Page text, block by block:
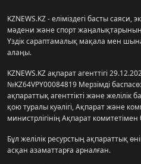
KZNEWS.KZ - еліміздегі басты саяси,
мәдени және спорт жаңалықтарының
Үздік сараптамалық мақала мен
алаңы.
KZNEWS.KZ ақпарат агенттігі
№KZ64VPY00084819 Мерзімді
ақпараттық агенттікті және желілік
қою туралы куәлігі, Ақпарат және
министрлігінің Ақпарат комитетімен
Бұл желілік ресурстың ақпараттық
асқан азаматтарға арналған.